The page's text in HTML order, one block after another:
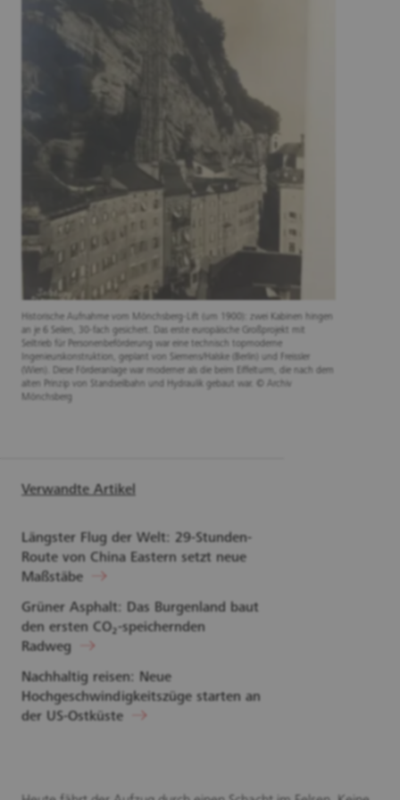
Historische Aufnahme vom Mönchsberg-Lift (um 1900): zwei Kabinen hingen
an je 6 Seilen, 30-fach gesichert. Das erste europäische Großprojekt mit
Seiltrieb für Personenbeförderung war eine technisch topmoderne
Ingenieurskonstruktion, geplant von Siemens/Halske (Berlin) und Freissler
(Wien). Diese Förderanlage war moderner als die beim Eiffelturm, die nach dem
alten Prinzip von Standseilbahn und Hydraulik gebaut war. © Archiv
Mönchsberg
Verwandte Artikel
Längster Flug der Welt: 29-Stunden-
Route von China Eastern setzt neue
Maßstäbe
Grüner Asphalt: Das Burgenland baut
den ersten CO₂-speichernden
Radweg
Nachhaltig reisen: Neue
Hochgeschwindigkeitszüge starten an
der US-Ostküste